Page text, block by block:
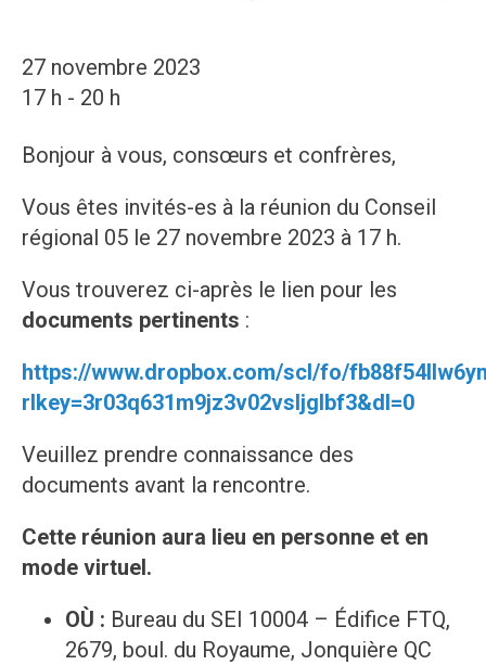
27 novembre 2023
17 h - 20 h
Bonjour à vous, consœurs et confrères,
Vous êtes invités-es à la réunion du Conseil
régional 05 le 27 novembre 2023 à 17 h.
Vous trouverez ci-après le lien pour les
documents pertinents :
https://www.dropbox.com/scl/fo/
rlkey=3r03q631m9jz3v02vsljglbf3&dl=0
Veuillez prendre connaissance des
documents avant la rencontre.
Cette réunion aura lieu en personne et en
mode virtuel.
OÙ : Bureau du SEI 10004 – Édifice FTQ,
2679, boul. du Royaume, Jonquière QC